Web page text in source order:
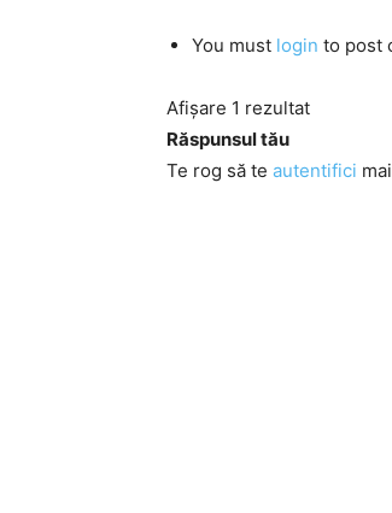
You must login to post
Afișare 1 rezultat
Răspunsul tău
Te rog să te autentifici